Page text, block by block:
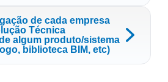
de cada empresa
Técnica
algum produto/sistema
biblioteca BIM, etc)